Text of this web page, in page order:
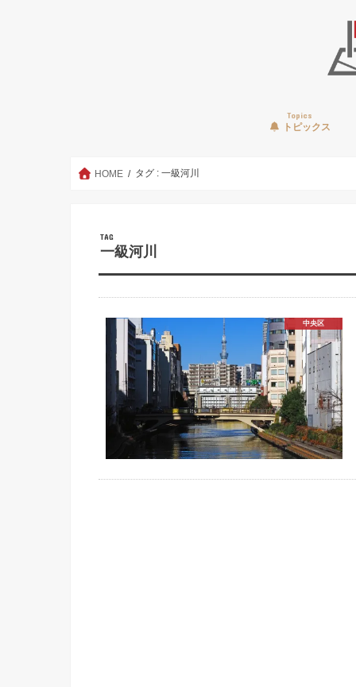
Topics
トピックス
HOME タグ : 一級河川
TAG
一級河川
中央区